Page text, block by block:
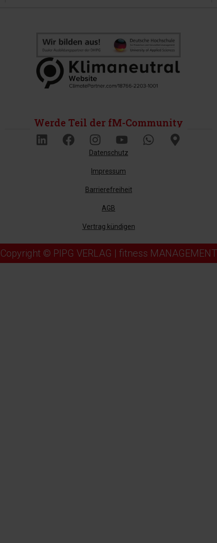
Werde Teil der fM-Community
Datenschutz
Impressum
Barrierefreiheit
AGB
Vertrag kündigen
Copyright © PIPG VERLAG | fitness MANAGEMENT